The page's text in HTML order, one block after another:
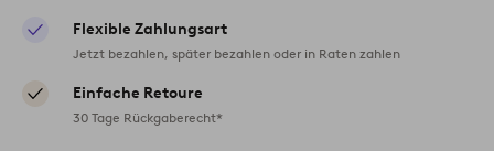
Flexible Zahlungsart
Jetzt bezahlen, später bezahlen oder in Raten zahlen
Einfache Retoure
30 Tage Rückgaberecht*